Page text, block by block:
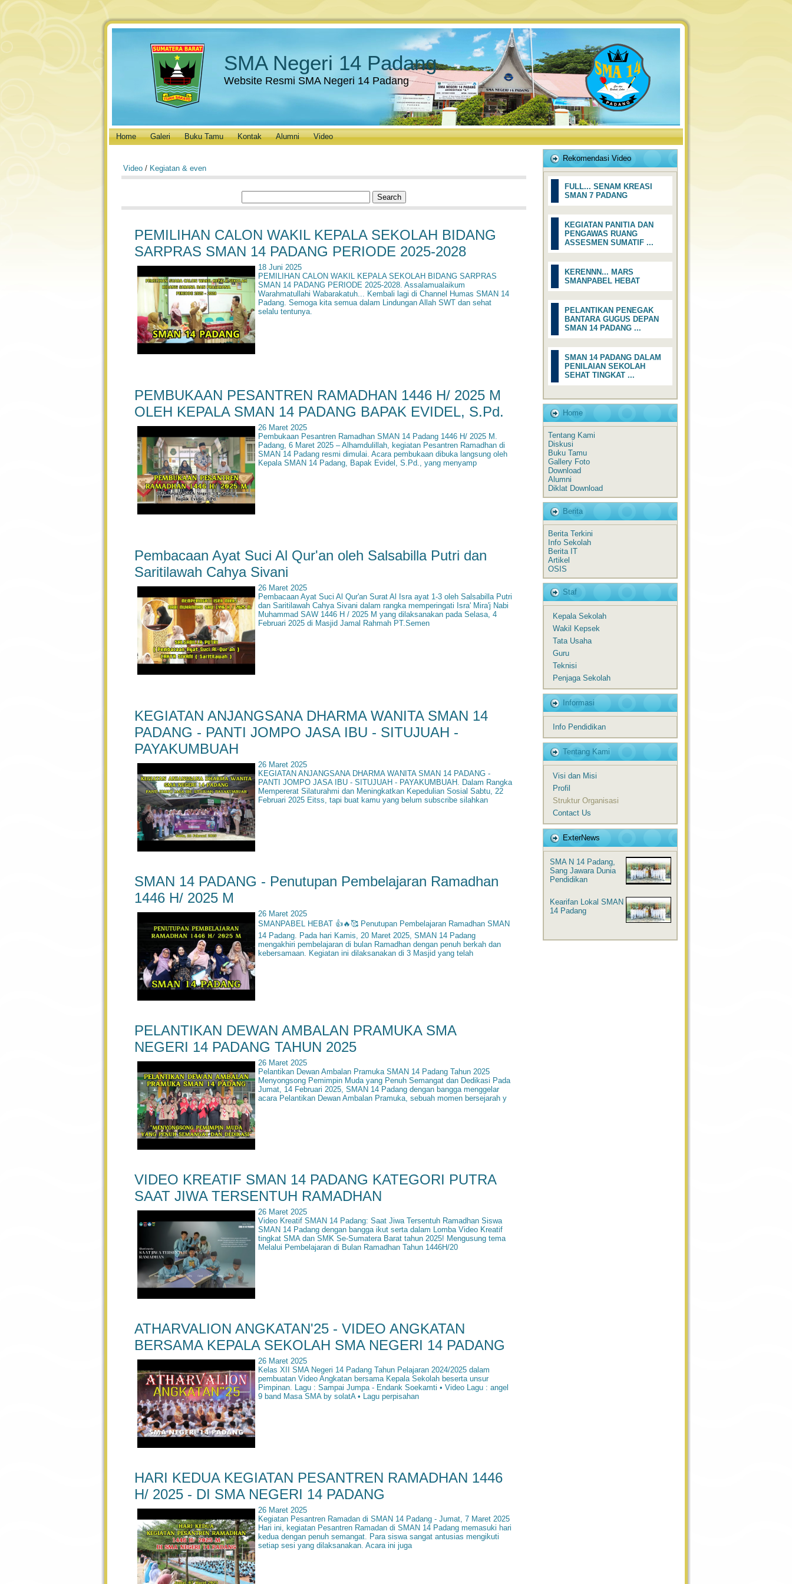
SMA Negeri 14 Padang
Website Resmi SMA Negeri 14 Padang
Home Galeri Buku Tamu Kontak Alumni Video
Video / Kegiatan & even
PEMILIHAN CALON WAKIL KEPALA SEKOLAH BIDANG
SARPRAS SMAN 14 PADANG PERIODE 2025-2028
18 Juni 2025
PEMILIHAN CALON WAKIL KEPALA SEKOLAH BIDANG SARPRAS
SMAN 14 PADANG PERIODE 2025-2028. Assalamualaikum
Warahmatullahi Wabarakatuh... Kembali lagi di Channel Humas SMAN 14
Padang. Semoga kita semua dalam Lindungan Allah SWT dan sehat
selalu tentunya.
PEMBUKAAN PESANTREN RAMADHAN 1446 H/ 2025 M
OLEH KEPALA SMAN 14 PADANG BAPAK EVIDEL, S.Pd.
26 Maret 2025
Pembukaan Pesantren Ramadhan SMAN 14 Padang 1446 H/ 2025 M.
Padang, 6 Maret 2025 – Alhamdulillah, kegiatan Pesantren Ramadhan di
SMAN 14 Padang resmi dimulai. Acara pembukaan dibuka langsung oleh
Kepala SMAN 14 Padang, Bapak Evidel, S.Pd., yang menyamp
Pembacaan Ayat Suci Al Qur'an oleh Salsabilla Putri dan
Saritilawah Cahya Sivani
26 Maret 2025
Pembacaan Ayat Suci Al Qur'an Surat Al Isra ayat 1-3 oleh Salsabilla Putri
dan Saritilawah Cahya Sivani dalam rangka memperingati Isra' Mira'j Nabi
Muhammad SAW 1446 H / 2025 M yang dilaksanakan pada Selasa, 4
Februari 2025 di Masjid Jamal Rahmah PT.Semen
KEGIATAN ANJANGSANA DHARMA WANITA SMAN 14
PADANG - PANTI JOMPO JASA IBU - SITUJUAH -
PAYAKUMBUAH
26 Maret 2025
KEGIATAN ANJANGSANA DHARMA WANITA SMAN 14 PADANG -
PANTI JOMPO JASA IBU - SITUJUAH - PAYAKUMBUAH. Dalam Rangka
Mempererat Silaturahmi dan Meningkatkan Kepedulian Sosial Sabtu, 22
Februari 2025 Eitss, tapi buat kamu yang belum subscribe silahkan
SMAN 14 PADANG - Penutupan Pembelajaran Ramadhan
1446 H/ 2025 M
26 Maret 2025
SMANPABEL HEBAT 👍🔥🥰 Penutupan Pembelajaran Ramadhan SMAN
14 Padang. Pada hari Kamis, 20 Maret 2025, SMAN 14 Padang
mengakhiri pembelajaran di bulan Ramadhan dengan penuh berkah dan
kebersamaan. Kegiatan ini dilaksanakan di 3 Masjid yang telah
PELANTIKAN DEWAN AMBALAN PRAMUKA SMA
NEGERI 14 PADANG TAHUN 2025
26 Maret 2025
Pelantikan Dewan Ambalan Pramuka SMAN 14 Padang Tahun 2025
Menyongsong Pemimpin Muda yang Penuh Semangat dan Dedikasi Pada
Jumat, 14 Februari 2025, SMAN 14 Padang dengan bangga menggelar
acara Pelantikan Dewan Ambalan Pramuka, sebuah momen bersejarah y
VIDEO KREATIF SMAN 14 PADANG KATEGORI PUTRA
SAAT JIWA TERSENTUH RAMADHAN
26 Maret 2025
Video Kreatif SMAN 14 Padang: Saat Jiwa Tersentuh Ramadhan Siswa
SMAN 14 Padang dengan bangga ikut serta dalam Lomba Video Kreatif
tingkat SMA dan SMK Se-Sumatera Barat tahun 2025! Mengusung tema
Melalui Pembelajaran di Bulan Ramadhan Tahun 1446H/20
ATHARVALION ANGKATAN'25 - VIDEO ANGKATAN
BERSAMA KEPALA SEKOLAH SMA NEGERI 14 PADANG
26 Maret 2025
Kelas XII SMA Negeri 14 Padang Tahun Pelajaran 2024/2025 dalam
pembuatan Video Angkatan bersama Kepala Sekolah beserta unsur
Pimpinan. Lagu : Sampai Jumpa - Endank Soekamti • Video Lagu : angel
9 band Masa SMA by solatA • Lagu perpisahan
HARI KEDUA KEGIATAN PESANTREN RAMADHAN 1446
H/ 2025 - DI SMA NEGERI 14 PADANG
26 Maret 2025
Kegiatan Pesantren Ramadan di SMAN 14 Padang - Jumat, 7 Maret 2025
Hari ini, kegiatan Pesantren Ramadan di SMAN 14 Padang memasuki hari
kedua dengan penuh semangat. Para siswa sangat antusias mengikuti
setiap sesi yang dilaksanakan. Acara ini juga
Rekomendasi Video
FULL... SENAM KREASI
SMAN 7 PADANG
KEGIATAN PANITIA DAN
PENGAWAS RUANG
ASSESMEN SUMATIF ...
KERENNN... MARS
SMANPABEL HEBAT
PELANTIKAN PENEGAK
BANTARA GUGUS DEPAN
SMAN 14 PADANG ...
SMAN 14 PADANG DALAM
PENILAIAN SEKOLAH
SEHAT TINGKAT ...
Home
Tentang Kami
Diskusi
Buku Tamu
Gallery Foto
Download
Alumni
Diklat Download
Berita
Berita Terkini
Info Sekolah
Berita IT
Artikel
OSIS
Staf
Kepala Sekolah
Wakil Kepsek
Tata Usaha
Guru
Teknisi
Penjaga Sekolah
Informasi
Info Pendidikan
Tentang Kami
Visi dan Misi
Profil
Struktur Organisasi
Contact Us
ExterNews
SMA N 14 Padang,
Sang Jawara Dunia
Pendidikan
Kearifan Lokal SMAN
14 Padang